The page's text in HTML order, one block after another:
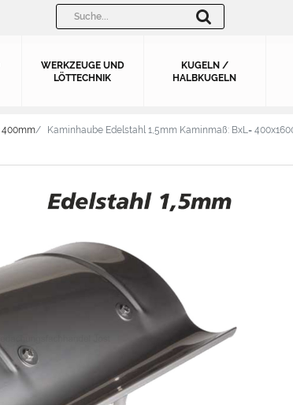
WERKZEUGE UND
LÖTTECHNIK
KUGELN /
HALBKUGELN
400mm Kaminhaube Edelstahl 1,5mm Kaminmaß: BxL=